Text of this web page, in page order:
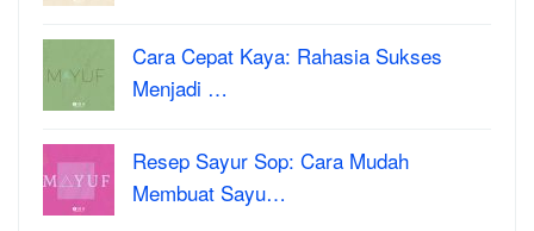
Cara Cepat Kaya: Rahasia Sukses
Menjadi …
Resep Sayur Sop: Cara Mudah
Membuat Sayu…